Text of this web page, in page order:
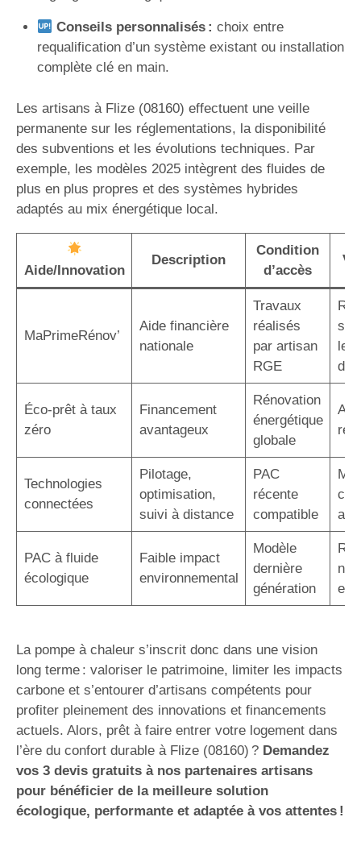
Conseils personnalisés : choix entre
requalification d’un système existant ou installation
complète clé en main.
Les artisans à Flize (08160) effectuent une veille
permanente sur les réglementations, la disponibilité
des subventions et les évolutions techniques. Par
exemple, les modèles 2025 intègrent des fluides de
plus en plus propres et des systèmes hybrides
adaptés au mix énergétique local.
Aide/Innovation
Description
Condition
d’accès
MaPrimeRénov’
Aide financière
nationale
Travaux
réalisés
par artisan
RGE
le
Éco-prêt à taux
zéro
Financement
avantageux
Rénovation
énergétique
globale
Technologies
connectées
Pilotage,
optimisation,
suivi à distance
PAC
récente
compatible
PAC à fluide
écologique
Faible impact
environnemental
Modèle
dernière
génération
La pompe à chaleur s’inscrit donc dans une vision
long terme : valoriser le patrimoine, limiter les impacts
carbone et s’entourer d’artisans compétents pour
profiter pleinement des innovations et financements
actuels. Alors, prêt à faire entrer votre logement dans
l’ère du confort durable à Flize (08160) ? Demandez
vos 3 devis gratuits à nos partenaires artisans
pour bénéficier de la meilleure solution
écologique, performante et adaptée à vos attentes !